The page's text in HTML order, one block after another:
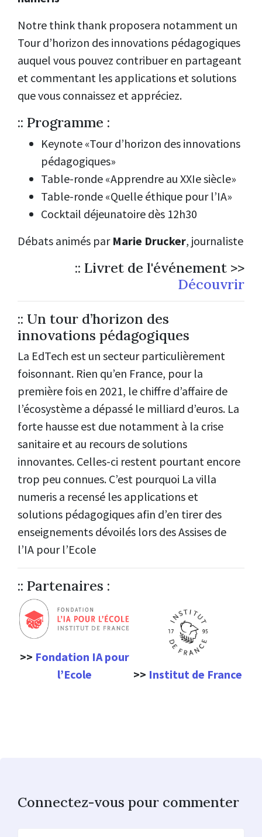
Notre think thank proposera notamment un
Tour d’horizon des innovations pédagogiques
auquel vous pouvez contribuer en partageant
et commentant les applications et solutions
que vous connaissez et appréciez.
:: Programme :
Keynote «Tour d’horizon des innovations
pédagogiques»
Table-ronde «Apprendre au XXIe siècle»
Table-ronde «Quelle éthique pour l’IA»
Cocktail déjeunatoire dès 12h30
Débats animés par Marie Drucker, journaliste
:: Livret de l'événement >>
Découvrir
:: Un tour d’horizon des
innovations pédagogiques
La EdTech est un secteur particulièrement
foisonnant. Rien qu’en France, pour la
première fois en 2021, le chiffre d’affaire de
l’écosystème a dépassé le milliard d’euros. La
forte hausse est due notamment à la crise
sanitaire et au recours de solutions
innovantes. Celles-ci restent pourtant encore
trop peu connues. C’est pourquoi La villa
numeris a recensé les applications et
solutions pédagogiques afin d’en tirer des
enseignements dévoilés lors des Assises de
l’IA pour l’Ecole
:: Partenaires :
>> Fondation IA pour
l’Ecole
>> Institut de France
Connectez-vous pour commenter